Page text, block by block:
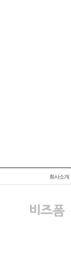
회사소개